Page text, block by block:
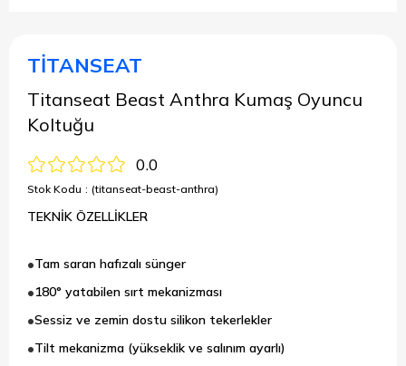
TİTANSEAT
Titanseat Beast Anthra Kumaş Oyuncu
Koltuğu
0.0
Stok Kodu (titanseat-beast-anthra)
TEKNİK ÖZELLİKLER
Tam saran hafızalı sünger
180° yatabilen sırt mekanizması
Sessiz ve zemin dostu silikon tekerlekler
Tilt mekanizma (yükseklik ve salınım ayarlı)